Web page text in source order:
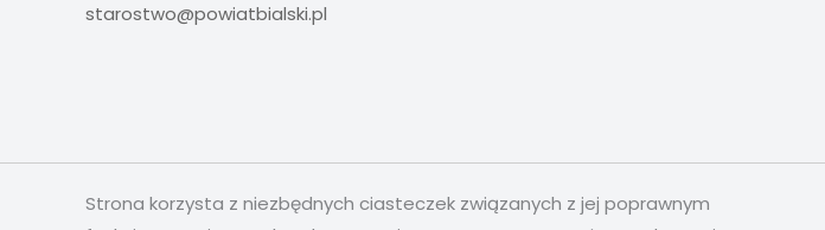
starostwo@powiatbialski.pl
Strona korzysta z niezbędnych ciasteczek związanych z jej poprawnym